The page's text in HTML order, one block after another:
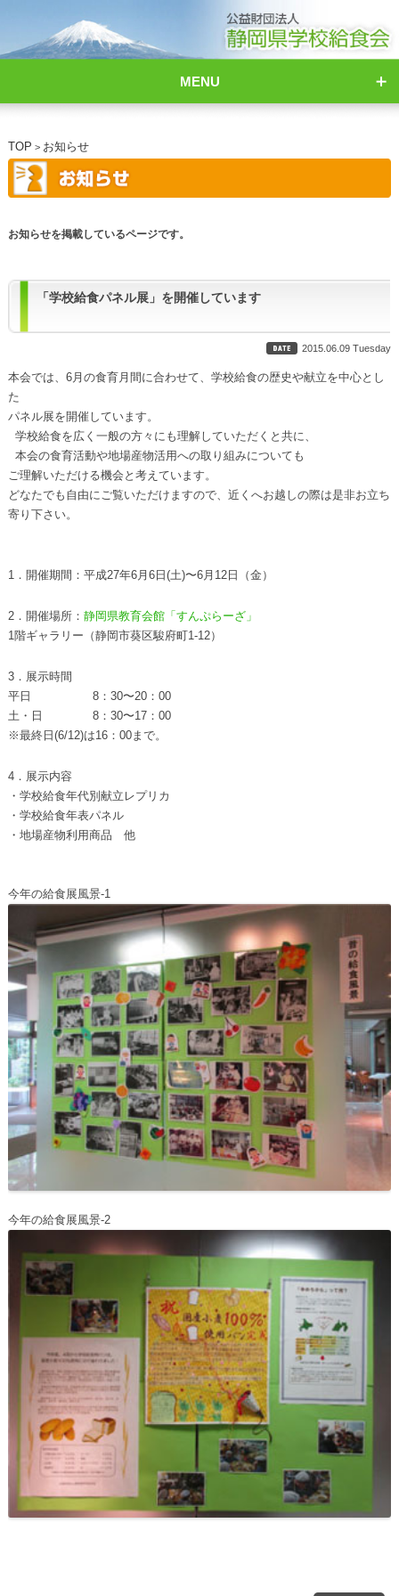
MENU
TOP > お知らせ
お知らせを掲載しているページです。
「学校給食パネル展」を開催しています
2015.06.09 Tuesday
本会では、6月の食育月間に合わせて、学校給食の歴史や献立を中心とし
た
パネル展を開催しています。
学校給食を広く一般の方々にも理解していただくと共に、
本会の食育活動や地場産物活用への取り組みについても
ご理解いただける機会と考えています。
どなたでも自由にご覧いただけますので、近くへお越しの際は是非お立ち
寄り下さい。
1．開催期間：平成27年6月6日(土)〜6月12日（金）
2．開催場所： 静岡県教育会館「すんぷらーざ」
1階ギャラリー（静岡市葵区駿府町1-12）
3．展示時間
平日 8：30〜20：00
土・日 8：30〜17：00
※最終日(6/12)は16：00まで。
4．展示内容
・学校給食年代別献立レプリカ
・学校給食年表パネル
・地場産物利用商品 他
今年の給食展風景-1
今年の給食展風景-2